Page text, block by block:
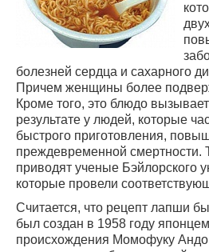
болезней сердца и сахарного
Причем женщины более
Кроме того, это блюдо
результате у людей, которые
быстрого приготовления,
преждевременной смертности.
приводят ученые Бэйлорского
которые провели
Считается, что рецепт лапши
был создан в 1958 году
происхождения Момофуку